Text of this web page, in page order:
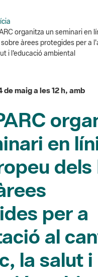
i l'educació ambiental
maig a les 12 h, amb
en
dels
per a
al
la salut i